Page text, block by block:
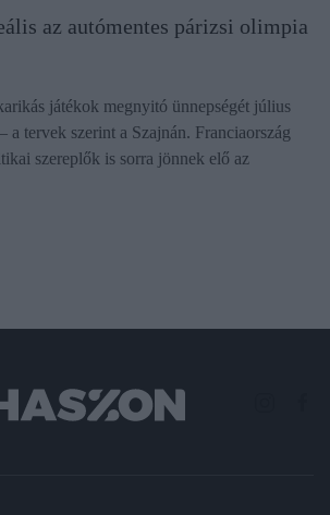
az autómentes párizsi olimpia
játékok megnyitó ünnepségét július
a tervek szerint a Szajnán. Franciaország
szereplők is sorra jönnek elő az